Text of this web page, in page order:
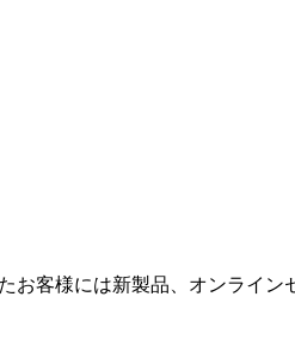
お客様には新製品、オンライ